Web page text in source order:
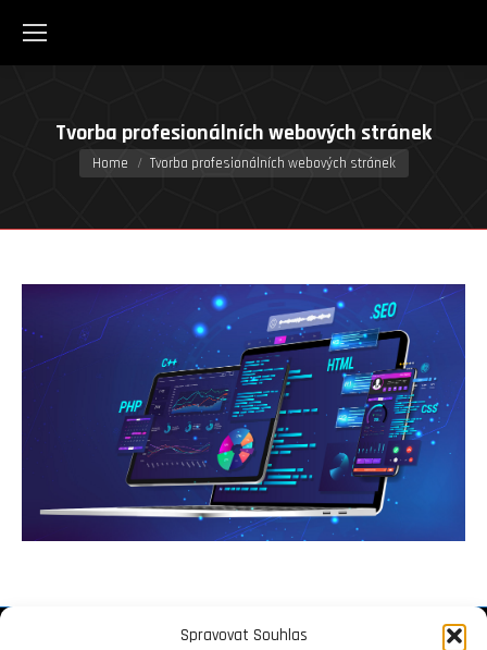
Spravovat Souhlas
Tvorba profesionálních webových stránek
You are here:
Home Tvorba profesionálních webových stránek
Copyright 2018 © Weiron Dynamics, s.r.o.